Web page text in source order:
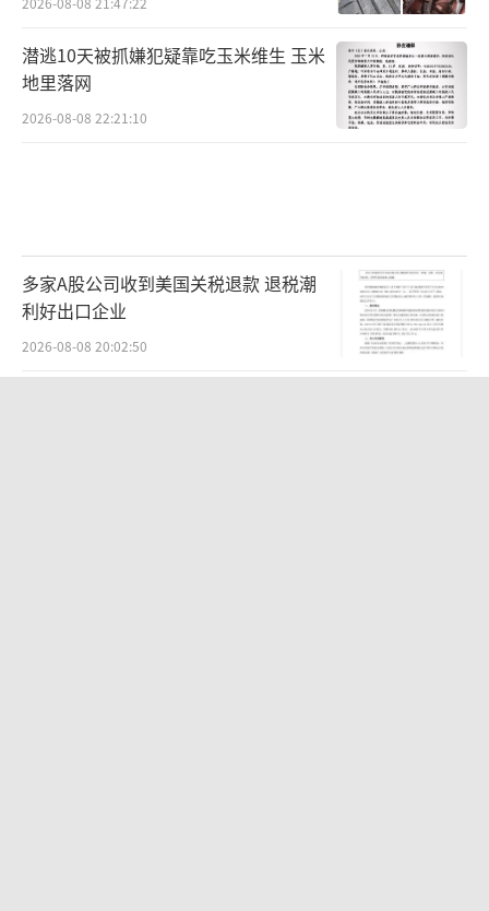
潜逃10天被抓嫌犯疑靠吃玉米维生 玉米
地里落网
2026-08-08 22:21:10
多家A股公司收到美国关税退款 退税潮
利好出口企业
2026-08-08 20:02:50